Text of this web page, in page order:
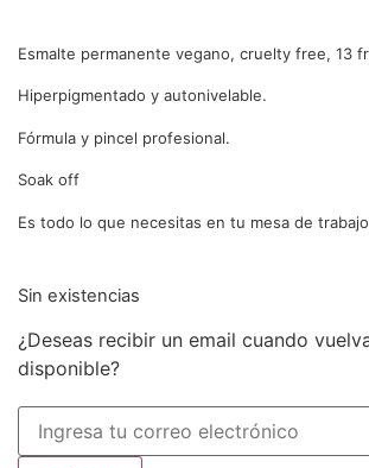
Esmalte permanente vegano, cruelty free, 13
Hiperpigmentado y autonivelable.
Fórmula y pincel profesional.
Soak off
Es todo lo que necesitas en tu mesa de
Sin existencias
¿Deseas recibir un email cuando
disponible?